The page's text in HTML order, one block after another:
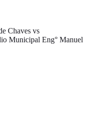
Chaves vs
Municipal Eng° Manuel